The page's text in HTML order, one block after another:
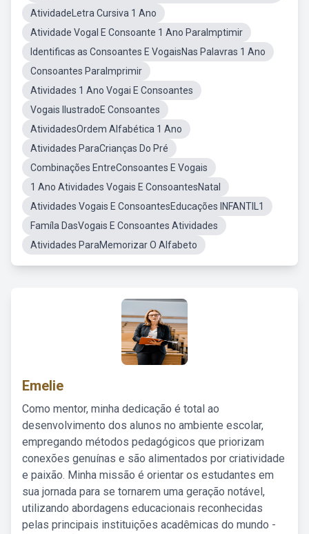
AtividadeLetra Cursiva 1 Ano
Atividade Vogal E Consoante 1 Ano ParaImptimir
Identificas as Consoantes E VogaisNas Palavras 1 Ano
Consoantes ParaImprimir
Atividades 1 Ano Vogai E Consoantes
Vogais IlustradoE Consoantes
AtividadesOrdem Alfabética 1 Ano
Atividades ParaCrianças Do Pré
Combinações EntreConsoantes E Vogais
1 Ano Atividades Vogais E ConsoantesNatal
Atividades Vogais E ConsoantesEducações INFANTIL1
Famíla DasVogais E Consoantes Atividades
Atividades ParaMemorizar O Alfabeto
Emelie
Como mentor, minha dedicação é total ao
desenvolvimento dos alunos no ambiente escolar,
empregando métodos pedagógicos que priorizam
conexões genuínas e são alimentados por criatividade
e paixão. Minha missão é orientar os estudantes em
sua jornada para se tornarem uma geração notável,
utilizando abordagens educacionais reconhecidas
pelas principais instituições acadêmicas do mundo -